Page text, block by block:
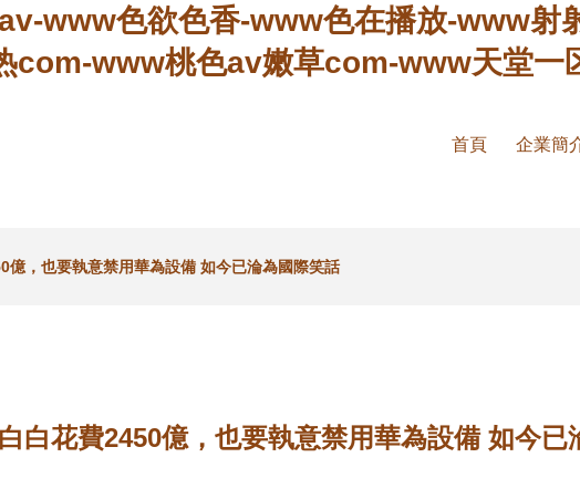
www色欲色香-www色在播放-www射
com-www桃色av嫩草com-www天堂一
首頁 企業簡
億，也要執意禁用華為設備 如今已淪為國際笑話
白花費2450億，也要執意禁用華為設備 如今已